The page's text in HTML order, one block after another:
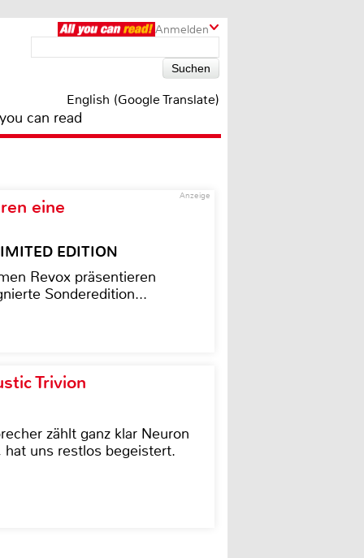
Anmelden
English (Google Translate)
can read
Anzeige
eine
EDITION
Revox präsentieren
Sonderedition...
Trivion
zählt ganz klar Neuron
uns restlos begeistert.